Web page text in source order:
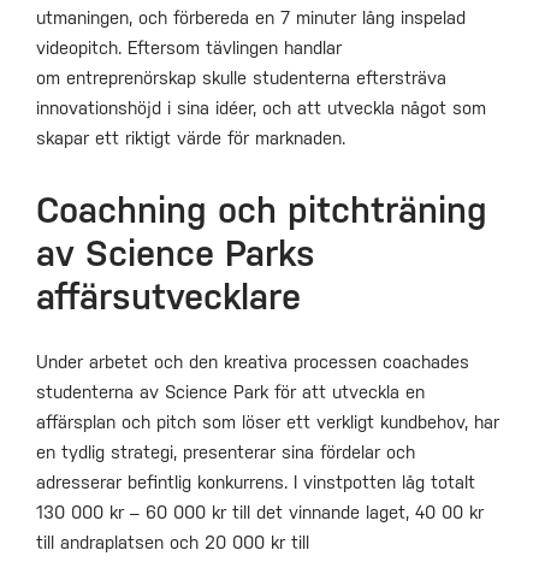
utmaningen, och förbereda en 7 minuter lång inspelad
videopitch. Eftersom tävlingen handlar
om entreprenörskap skulle studenterna eftersträva
innovationshöjd i sina idéer, och att utveckla något som
skapar ett riktigt värde för marknaden.
Coachning och pitchträning
av Science Parks
affärsutvecklare
Under arbetet och den kreativa processen coachades
studenterna av Science Park för att utveckla en
affärsplan och pitch som löser ett verkligt kundbehov, har
en tydlig strategi, presenterar sina fördelar och
adresserar befintlig konkurrens. I vinstpotten låg totalt
130 000 kr – 60 000 kr till det vinnande laget, 40 00 kr
till andraplatsen och 20 000 kr till